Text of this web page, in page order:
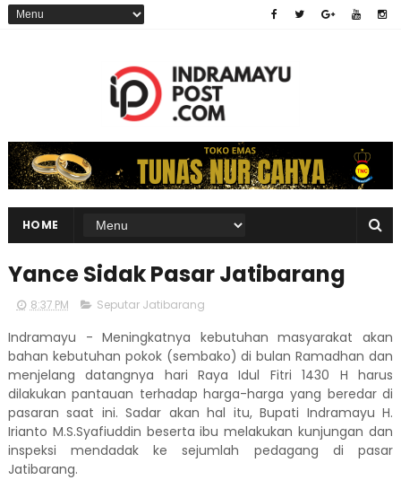
HOME
Yance Sidak Pasar Jatibarang
8:37 PM Seputar Jatibarang
Indramayu - Meningkatnya kebutuhan masyarakat akan
bahan kebutuhan pokok (sembako) di bulan Ramadhan dan
menjelang datangnya hari Raya Idul Fitri 1430 H harus
dilakukan pantauan terhadap harga-harga yang beredar di
pasaran saat ini. Sadar akan hal itu, Bupati Indramayu H.
Irianto M.S.Syafiuddin beserta ibu melakukan kunjungan dan
inspeksi mendadak ke sejumlah pedagang di pasar
Jatibarang.